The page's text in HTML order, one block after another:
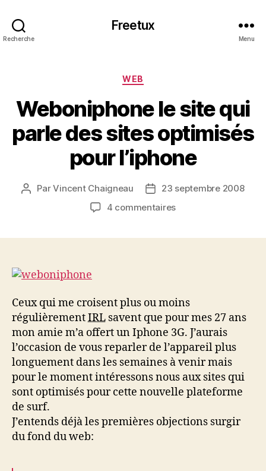
Recherche
Freetux
Menu
Catégories
WEB
Weboniphone le site qui
parle des sites optimisés
pour l’iphone
Auteur
ParVincent Chaigneau
Date23 septembre 2008
4 commentairessur
sites
optimisés
pour
l’iphone
Ceux qui me croisent plus ou moins
régulièrementIRL savent que pour mes 27 ans
mon amie m’a offert un Iphone 3G. J’aurais
l’occasion de vous reparler de l’appareil plus
longuement dans les semaines à venir mais
pour le moment intéressons nous aux sites qui
sont optimisés pour cette nouvelle plateforme
de surf.
J’entends déjà les premières objections surgir
du fond du web: